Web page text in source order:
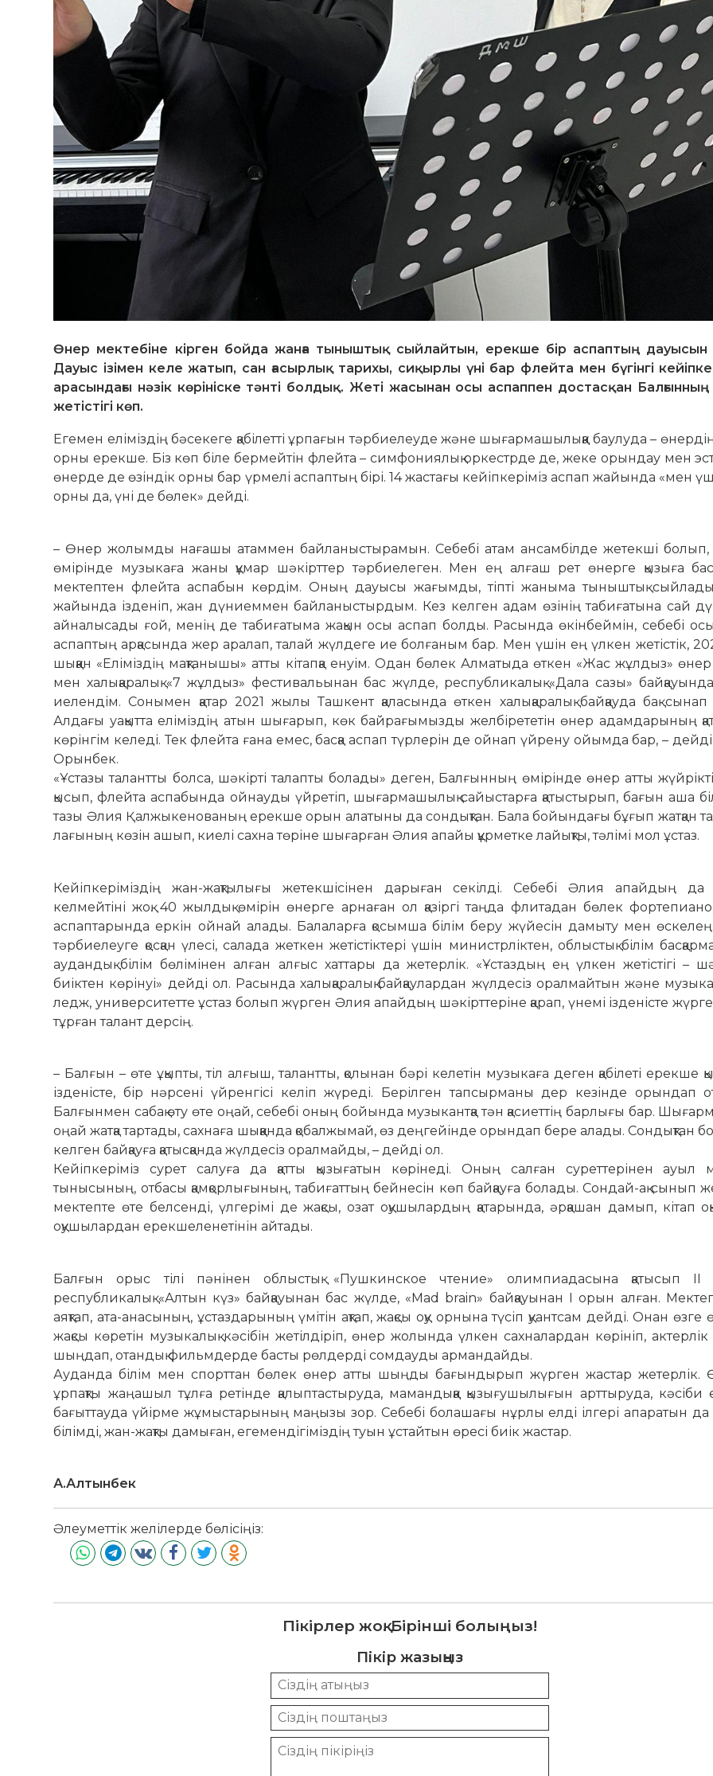
Өнер мектебіне кірген бойда жанға тыныштық сыйлайтын, ерекше бір аспаптың дауысын
Дауыс ізімен келе жатып, сан ғасырлық тарихы, сиқырлы үні бар флейта мен бүгінгі
арасындағы нәзік көрініске тәнті болдық. Жеті жасынан осы аспаппен достасқан Балғынның
жетістігі көп.
Егемен еліміздің бәсекеге қабі­летті ұрпағын тәрбиелеуде және шығар­ма­шы­лыққа баулуда –
орны ерекше. Біз көп біле бермейтін флейта – симфониялық оркестрде де, жеке орын­дау мен
өнерде де өзін­дік орны бар үрмелі аспаптың бірі. 14 жастағы кейіпкеріміз аспап жайында «мен
орны да, үні де бөлек» дейді.
– Өнер жолымды нағашы атаммен бай­ланыстырамын. Себебі атам ансамбілде жетекші
өмірінде музыкаға жаны құмар шәкірттер тәрбиелеген. Мен ең алғаш рет өнерге қызыға
мектептен флейта аспабын көрдім. Оның дауысы жағымды, тіпті жаныма тыныштық
жайында ізденіп, жан дүниеммен байланыстырдым. Кез келген адам өзінің табиғатына сай
айналысады ғой, менің де табиғатыма жақын осы аспап болды. Расында өкін­беймін, себебі
аспаптың арқа­сында жер аралап, талай жүлдеге ие болғаным бар. Мен үшін ең үлкен жетістік,
шыққан «Еліміздің мақтанышы» атты кітапқа енуім. Одан бөлек Алматыда өткен «Жас жұлдыз» өнер
мен халықаралық «7 жұлдыз» фестивальынан бас жүлде, республикалық «Дала сазы»
иелендім. Сонымен қатар 2021 жылы Ташкент қаласында өткен халықаралық байқауда бақ сынап
Алдағы уақытта еліміздің атын шыға­рып, көк байрағымызды желбірететін өнер адамдарының
көрінгім келеді. Тек флейта ғана емес, басқа аспап түр­лерін де ойнап үйрену ойымда бар, –
Орынбек.
«Ұстазы талантты болса, шәкірті та­лапты болады» деген, Балғынның өмірінде өнер атты жүйрікті
қысып, флейта аспабында ойнауды үйретіп, шы­ғар­ма­шылық сайыстарға қа­тыстырып, бағын аша
тазы Әлия Қалжыкенованың ерекше орын алатыны да сондықтан. Бала бойындағы бұғып жатқан
лағының көзін ашып, киелі сахна төріне шығарған Әлия апайы құрметке лайықты, тәлімі мол ұстаз.
Кейіпкеріміздің жан-жақтылығы жетек­шісінен дарыған секілді. Себебі Әлия апайдың да
келмейтіні жоқ. 40 жылдық өмірін өнерге арнаған ол қазіргі таңда флитадан бөлек
аспаптарында еркін ойнай алады. Ба­лаларға қосымша білім беру жүйесін дамыту мен өскелең
тәрбиелеуге қосқан үлесі, салада жеткен жетістіктері үшін министрліктен, облыстық білім
аудандық білім бөлімінен алған алғыс хаттары да же­терлік. «Ұс­таздың ең үлкен жетістігі –
биіктен көрінуі» дейді ол. Расында халықаралық байқаулардан жүл­­десіз оралмайтын және
ледж, университетте ұстаз болып жүр­ген Әлия апайдың шәкірттеріне қарап, үне­мі ізденісте
тұрған талант дер­сің.
– Балғын – өте ұқыпты, тіл алғыш, талантты, қолынан бәрі келетін музыкаға деген қабілеті ерекше
ізденісте, бір нәрсені үйренгісі келіп жүреді. Берілген тапсырманы дер кезінде орындап
Балғынмен сабақ өту өте оңай, себебі оның бойында музыкантқа тән қасиеттің барлығы бар.
оңай жатқа тартады, сахнаға шыққанда қобалжымай, өз деңгейінде орындап бере алады. Сон­дықтан
кел­ген байқауға қатыс­қанда жүлдесіз орал­майды, – дейді ол.
Кейіпкеріміз сурет салуға да қатты қызығатын көрінеді. Оның салған сурет­терінен ауыл
тынысының, от­басы қамқорлығының, та­биғаттың бей­не­­сін көп байқауға болады. Сондай-ақ сынып
мектепте өте белсенді, үл­герімі де жақсы, озат оқу­шылардың қа­тарында, әрқашан дамып, кітап
оқушылардан ерекшеленетінін айтады.
Балғын орыс тілі пәнінен облыстық «Пушкинское чтение» олимпиадасына қатысып ІІ
республикалық «Алтын күз» байқауынан бас жүлде, «Mad brain» байқауынан І орын алған.
аяқтап, ата-анасының, ұстаздарының үмі­тін ақтап, жақсы оқу орнына түсіп қуант­сам дейді. Онан өзге
жақсы көретін музыкалық кәсі­бін жетілдіріп, өнер жолында үлкен сахна­лардан көрініп, ак­терлік
шыңдап, отандық фильм­­дерде басты рөлдерді сом­дауды армандайды.
Ауданда білім мен спорттан бөлек өнер атты шыңды бағындырып жүрген жастар жетерлік.
ұрпақты жаңашыл тұлға ретінде қалыптастыруда, мамандыққа қы­зығушылығын арттыруда, кәсіби
бағыттауда үйірме жұ­мыс­­тарының маңызы зор. Себебі бо­лашағы нұрлы елді ілгері апаратын да
білімді, жан-жақты дамыған, егемендігіміздің туын ұстайтын өресі биік жастар.
А.Алтынбек
Әлеуметтік желілерде бөлісіңіз:
Пікірлер жоқ. Бірінші болыңыз!
Пікір жазыңыз